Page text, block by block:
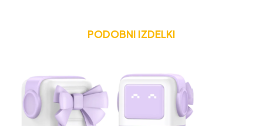
PODOBNI IZDELKI